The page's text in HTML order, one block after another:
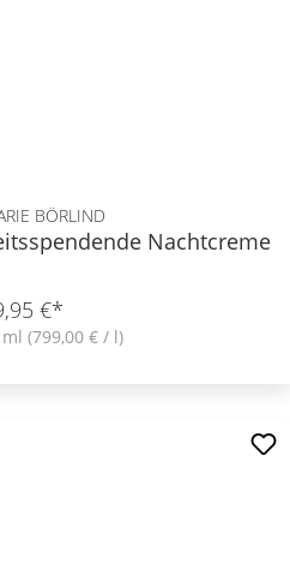
BÖRLIND
Nachtcreme
€*
(799,00 € / l)